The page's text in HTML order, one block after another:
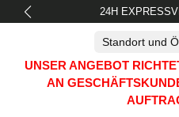
springen 24H
Standort und
UNSER ANGEBOT
N